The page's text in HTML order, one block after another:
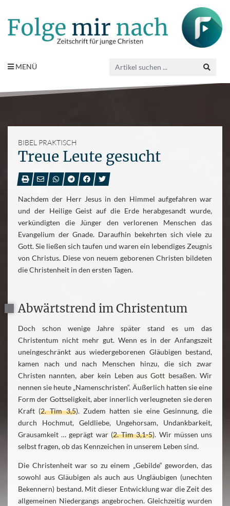
MENÜ
BIBEL PRAKTISCH
Treue Leute gesucht
Nachdem der Herr Jesus in den Himmel aufgefahren war
und der Heilige Geist auf die Erde herabgesandt wurde,
verkündigten die Jünger den verlorenen Menschen das
Evangelium der Gnade. Daraufhin bekehrten sich viele zu
Gott. Sie ließen sich taufen und waren ein lebendiges Zeugnis
von Christus. Diese von neuem geborenen Christen bildeten
die Christenheit in den ersten Tagen.
Abwärtstrend im Christentum
Doch schon wenige Jahre später stand es um das
Christentum nicht mehr gut. Wenn es in der Anfangszeit
uneingeschränkt aus wiedergeborenen Gläubigen bestand,
kamen nach und nach Menschen hinzu, die sich zwar
Christen nannten, aber kein Leben aus Gott besaßen. Wir
nennen sie heute „Namenschristen“. Äußerlich hatten sie eine
Form der Gottseligkeit, aber innerlich verleugneten sie deren
Kraft (2. Tim 3,5). Zudem hatten sie eine Gesinnung, die
durch Hochmut, Geldliebe, Ungehorsam, Undankbarkeit,
Grausamkeit … geprägt war (2. Tim 3,1-5). Wir müssen uns
selbst fragen, ob das Kennzeichen in unserem Leben sind.
Die Christenheit war so zu einem „Gebilde“ geworden, das
sowohl aus Gläubigen als auch aus Ungläubigen (unechten
Bekennern) bestand. Mit dieser Entwicklung war die Zeit des
allgemeinen Niedergangs angebrochen. Gleichzeitig wurden